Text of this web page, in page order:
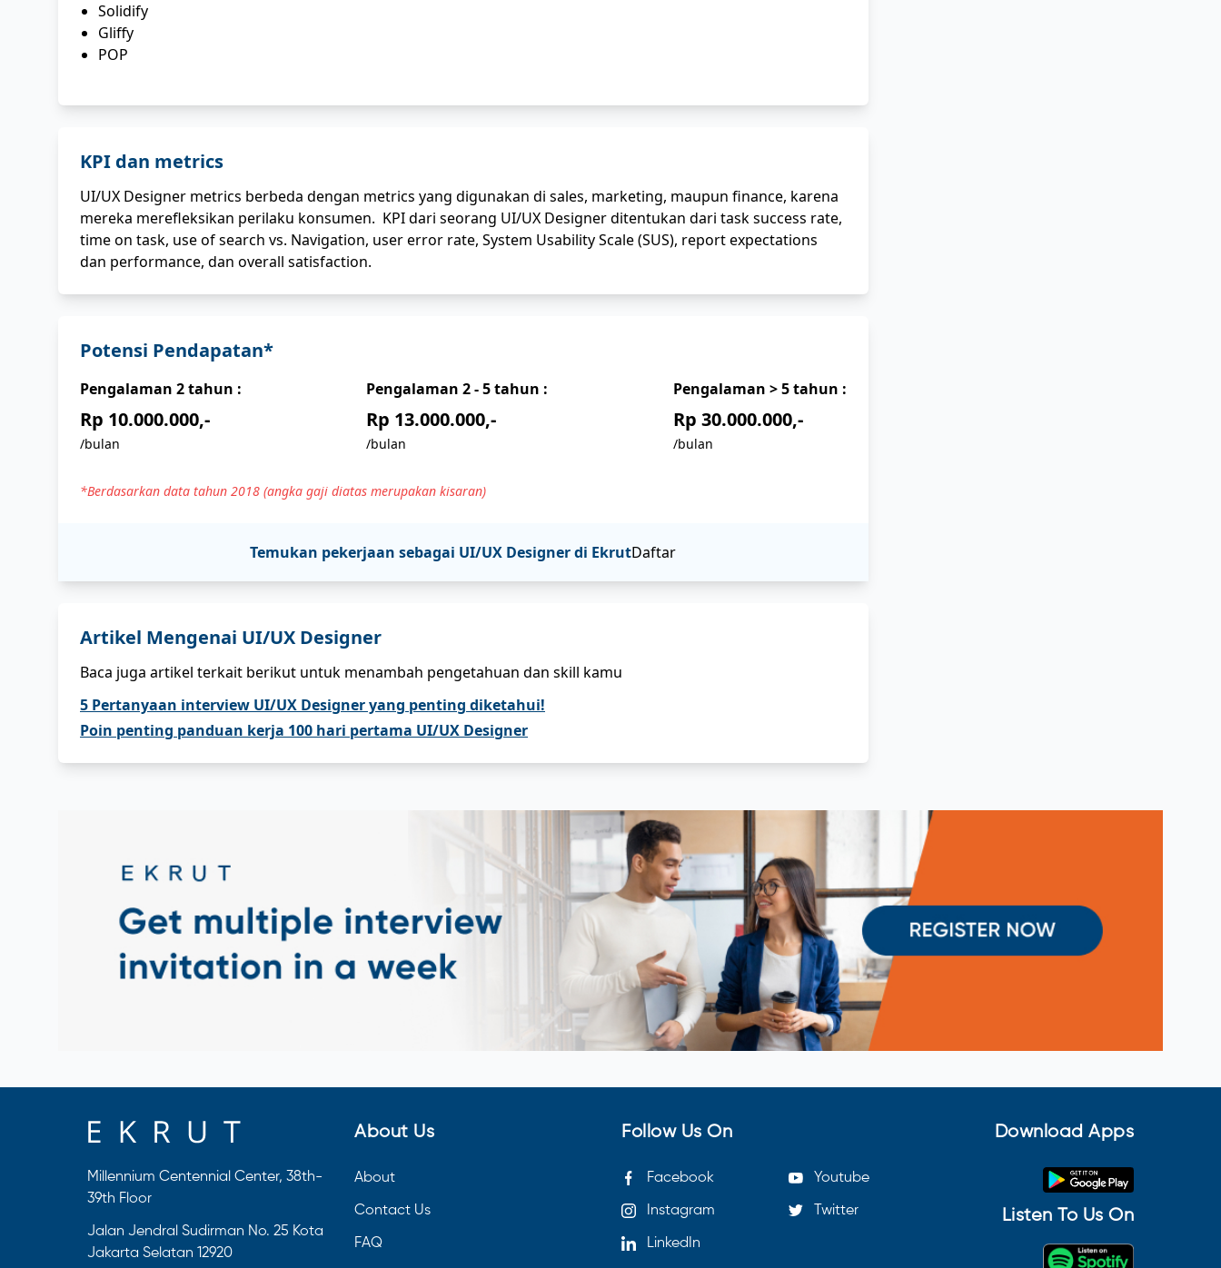
Solidify
Gliffy
POP
KPI dan metrics
UI/UX Designer metrics berbeda dengan metrics yang digunakan di sales, marketing, maupun finance, karena
mereka merefleksikan perilaku konsumen. KPI dari seorang UI/UX Designer ditentukan dari task success rate,
time on task, use of search vs. Navigation, user error rate, System Usability Scale (SUS), report expectations
dan performance, dan overall satisfaction.
Potensi Pendapatan*
Pengalaman 2tahun :
Rp 10.000.000,-
/bulan
Pengalaman2 - 5tahun :
Rp 13.000.000,-
/bulan
Pengalaman > 5tahun :
Rp 30.000.000,-
/bulan
*Berdasarkan data tahun 2018 (angka gaji diatas merupakan kisaran)
Temukan pekerjaan sebagai UI/UX Designerdi EkrutDaftar
Artikel Mengenai UI/UX Designer
Baca juga artikel terkait berikut untuk menambah pengetahuan dan skill kamu
5 Pertanyaan interview UI/UX Designer yang penting diketahui!
Poin penting panduan kerja 100 hari pertama UI/UX Designer
Millennium Centennial Center, 38th-
39th Floor
Jalan Jendral Sudirman No. 25 Kota
Jakarta Selatan 12920
About Us
About
Contact Us
FAQ
Follow Us On
Facebook Youtube
Instagram Twitter
LinkedIn
Download Apps
Listen To Us On